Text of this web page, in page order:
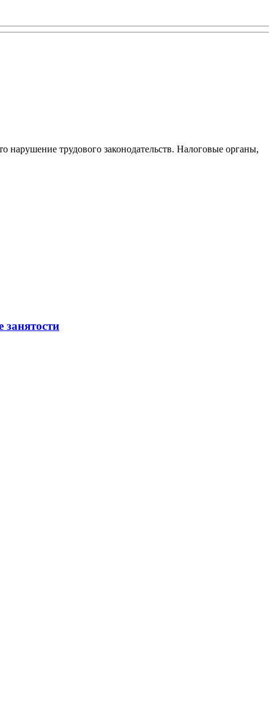
нарушение трудового законодательств. Налоговые органы,